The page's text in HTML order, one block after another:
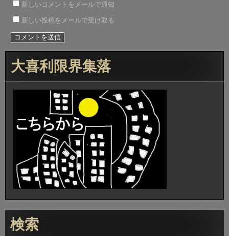
新しいコメントをメールで通知
新しい投稿をメールで受け取る
大喜利限界集落
検索